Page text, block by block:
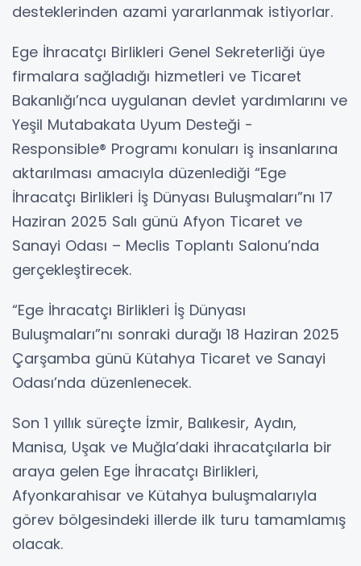
desteklerinden azami yararlanmak istiyorlar.
Ege İhracatçı Birlikleri Genel Sekreterliği üye
firmalara sağladığı hizmetleri ve Ticaret
Bakanlığı’nca uygulanan devlet yardımlarını ve
Yeşil Mutabakata Uyum Desteği -
Responsible® Programı konuları iş insanlarına
aktarılması amacıyla düzenlediği “Ege
İhracatçı Birlikleri İş Dünyası Buluşmaları”nı 17
Haziran 2025 Salı günü Afyon Ticaret ve
Sanayi Odası – Meclis Toplantı Salonu’nda
gerçekleştirecek.
“Ege İhracatçı Birlikleri İş Dünyası
Buluşmaları”nı sonraki durağı 18 Haziran 2025
Çarşamba günü Kütahya Ticaret ve Sanayi
Odası’nda düzenlenecek.
Son 1 yıllık süreçte İzmir, Balıkesir, Aydın,
Manisa, Uşak ve Muğla’daki ihracatçılarla bir
araya gelen Ege İhracatçı Birlikleri,
Afyonkarahisar ve Kütahya buluşmalarıyla
görev bölgesindeki illerde ilk turu tamamlamış
olacak.